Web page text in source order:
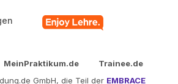
MeinPraktikum.de
Trainee.de
GmbH, die Teil der EMBRACE